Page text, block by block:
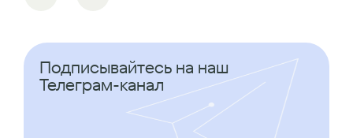
Подписывайтесь на наш
Телеграм-канал